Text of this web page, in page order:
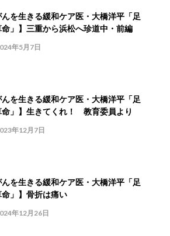
んを生きる緩和ケア医・大橋洋平「足
命」】三重から浜松へ珍道中・前編
年5月7日
んを生きる緩和ケア医・大橋洋平「足
命」】生きてくれ！ 教育委員より
年12月7日
んを生きる緩和ケア医・大橋洋平「足
命」】骨折は痛い
年12月26日